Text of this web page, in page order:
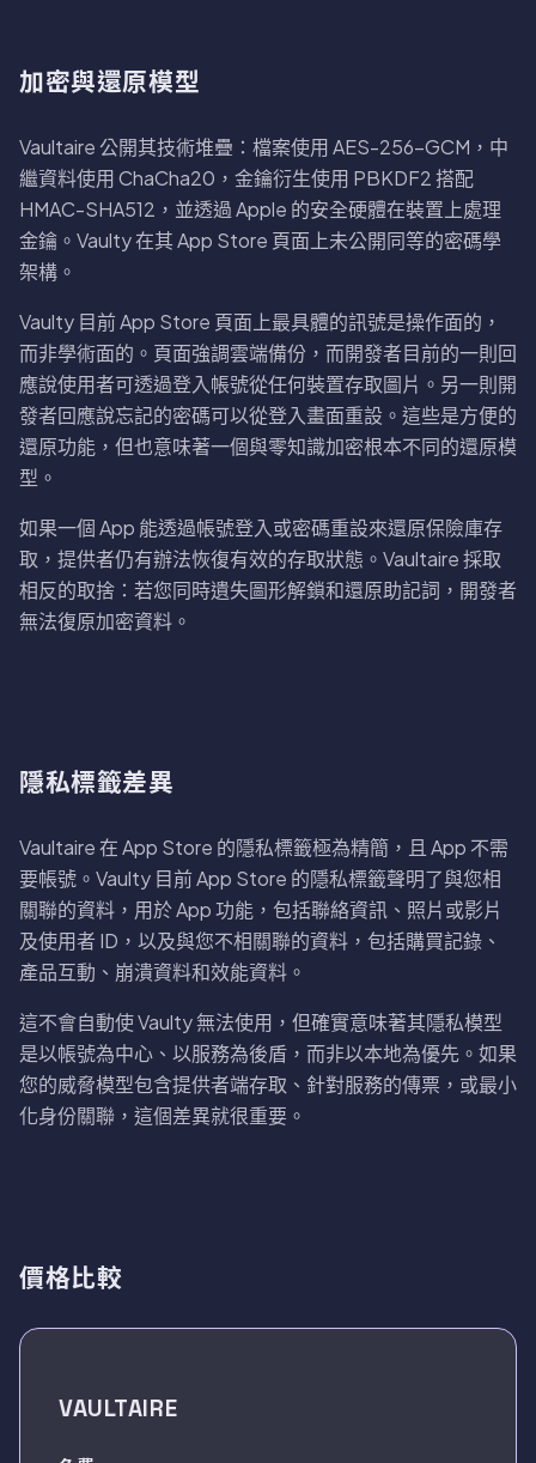
加密與還原模型
Vaultaire 公開其技術堆疊：檔案使用 AES-256-GCM，中
繼資料使用 ChaCha20，金鑰衍生使用 PBKDF2 搭配
HMAC-SHA512，並透過 Apple 的安全硬體在裝置上處理
金鑰。Vaulty 在其 App Store 頁面上未公開同等的密碼學
架構。
Vaulty 目前 App Store 頁面上最具體的訊號是操作面的，
而非學術面的。頁面強調雲端備份，而開發者目前的一則回
應說使用者可透過登入帳號從任何裝置存取圖片。另一則開
發者回應說忘記的密碼可以從登入畫面重設。這些是方便的
還原功能，但也意味著一個與零知識加密根本不同的還原模
型。
如果一個 App 能透過帳號登入或密碼重設來還原保險庫存
取，提供者仍有辦法恢復有效的存取狀態。Vaultaire 採取
相反的取捨：若您同時遺失圖形解鎖和還原助記詞，開發者
無法復原加密資料。
隱私標籤差異
Vaultaire 在 App Store 的隱私標籤極為精簡，且 App 不需
要帳號。Vaulty 目前 App Store 的隱私標籤聲明了與您相
關聯的資料，用於 App 功能，包括聯絡資訊、照片或影片
及使用者 ID，以及與您不相關聯的資料，包括購買記錄、
產品互動、崩潰資料和效能資料。
這不會自動使 Vaulty 無法使用，但確實意味著其隱私模型
是以帳號為中心、以服務為後盾，而非以本地為優先。如果
您的威脅模型包含提供者端存取、針對服務的傳票，或最小
化身份關聯，這個差異就很重要。
價格比較
VAULTAIRE